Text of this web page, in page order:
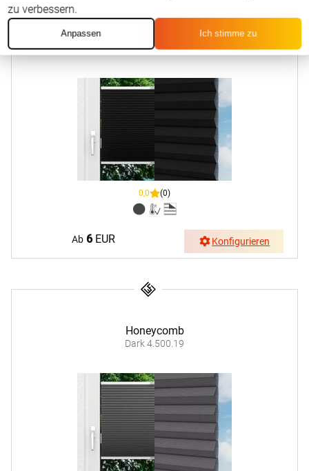
Balto Dark 2.362.27
0,0 (0)
Ab 6EUR Konfigurieren
Honeycomb
Dark 4.500.19
zu verbessern.
Anpassen Ich stimme zu